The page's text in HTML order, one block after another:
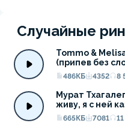
Случайные
Tommo &
(припев без
486КБ 4352 8
Мурат
живу, я с ней
665КБ 7081